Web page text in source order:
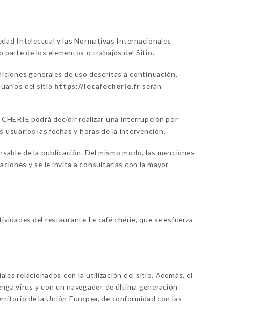
Intelectual y las Normativas Internacionales
parte de los elementos o trabajos del Sitio.
generales de uso descritas a continuación.
del sitio https://lecafecherie.fr serán
podrá decidir realizar una interrupción por
usuarios las fechas y horas de la intervención.
de la publicación. Del mismo modo, las menciones
y se le invita a consultarlas con la mayor
del restaurante Le café chérie, que se esfuerza
relacionados con la utilización del sitio. Además, el
virus y con un navegador de última generación
de la Unión Europea, de conformidad con las